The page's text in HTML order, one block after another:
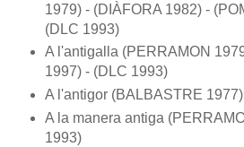
1979) - (DIÀFORA 1982) -
(DLC 1993)
A l'antigalla (PERRAMON
1997) - (DLC 1993)
A l'antigor (BALBASTRE
A la manera antiga
1993)